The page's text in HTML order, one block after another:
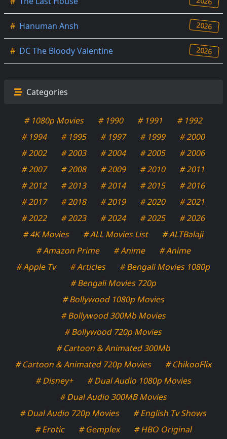
# Hanuman Ansh 2026
# DC The Bloody Valentine 2026
Categories
# 1080p Movies # 1990 # 1991
# 1992
# 1994
# 1995 # 1997 # 1999
# 2000
# 2002
# 2003 # 2004 # 2005
# 2006
# 2007
# 2008 # 2009 # 2010
# 2011
# 2012
# 2013 # 2014 # 2015
# 2016
# 2017
# 2018 # 2019 # 2020
# 2021
# 2022
# 2023 # 2024 # 2025
# 2026
# 4K Movies
# ALL Movies List
# ALTBalaji
# Amazon Prime
# Anime
# Anime
# Apple Tv
# Articles
# Bengali Movies 1080p
# Bengali Movies 720p
# Bollywood 1080p Movies
# Bollywood 300Mb Movies
# Bollywood 720p Movies
# Cartoon & Animated 300Mb
# Cartoon & Animated 720p Movies
# ChikooFlix
# Disney+
# Dual Audio 1080p Movies
# Dual Audio 300MB Movies
# Dual Audio 720p Movies
# English Tv Shows
# Erotic
# Gemplex
# HBO Original